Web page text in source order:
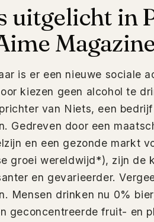
uitgelicht in
is er een nieuwe sociale
kiezen geen alcohol te
van Niets, een
Gedreven door een
en een gezonde markt
groei wereldwijd*), zijn de
en gevarieerder.
Mensen drinken nu 0%
geconcentreerde fruit- en